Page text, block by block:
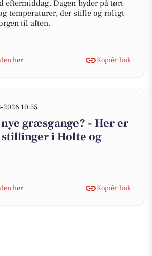
eftermiddag. Dagen byder på tørt
temperaturer, der stille og roligt
til aften.
her
Kopiér link
2026 10:55
græsgange? - Her er
stillinger i Holte og
her
Kopiér link